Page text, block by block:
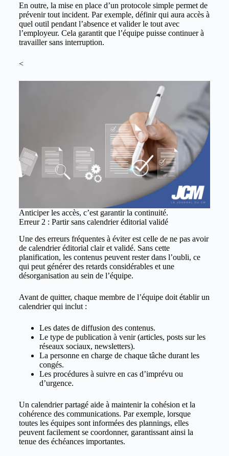
En outre, la mise en place d’un protocole simple permet de
prévenir tout incident. Par exemple, définir qui aura accès à
quel outil pendant l’absence et valider le tout avec
l’employeur. Cela garantit que l’équipe puisse continuer à
travailler sans interruption.
<
Anticiper les accès, c’est garantir la continuité.
Erreur 2 : Partir sans calendrier éditorial validé
Une des erreurs fréquentes à éviter est celle de ne pas avoir
de calendrier éditorial clair et validé. Sans cette
planification, les contenus peuvent rester dans l’oubli, ce
qui peut générer des retards considérables et une
désorganisation au sein de l’équipe.
Avant de quitter, chaque membre de l’équipe doit établir un
calendrier qui inclut :
Les dates de diffusion des contenus.
Le type de publication à venir (articles, posts sur les
réseaux sociaux, newsletters).
La personne en charge de chaque tâche durant les
congés.
Les procédures à suivre en cas d’imprévu ou
d’urgence.
Un calendrier partagé aide à maintenir la cohésion et la
cohérence des communications. Par exemple, lorsque
toutes les équipes sont informées des plannings, elles
peuvent facilement se coordonner, garantissant ainsi la
tenue des échéances importantes.